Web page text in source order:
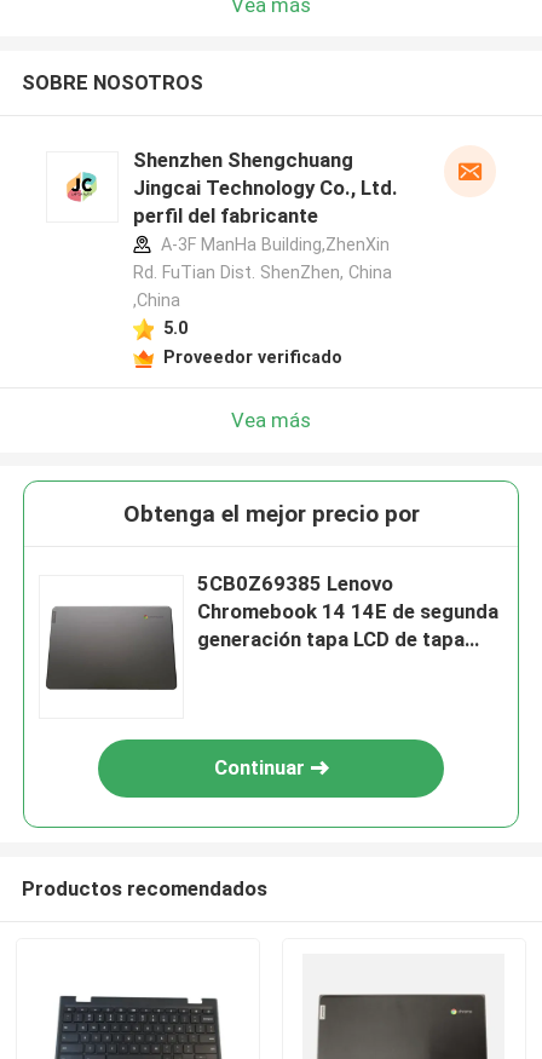
SOBRE NOSOTROS
Shenzhen Shengchuang
Jingcai Technology Co., Ltd.
perfil del fabricante
A-3F ManHa Building,ZhenXin
Rd. FuTian Dist. ShenZhen, China
,China
5.0
Proveedor verificado
Vea más
Obtenga el mejor precio por
5CB0Z69385 Lenovo
Chromebook 14 14E de segunda
generación tapa LCD de tapa
Continuar
Productos recomendados